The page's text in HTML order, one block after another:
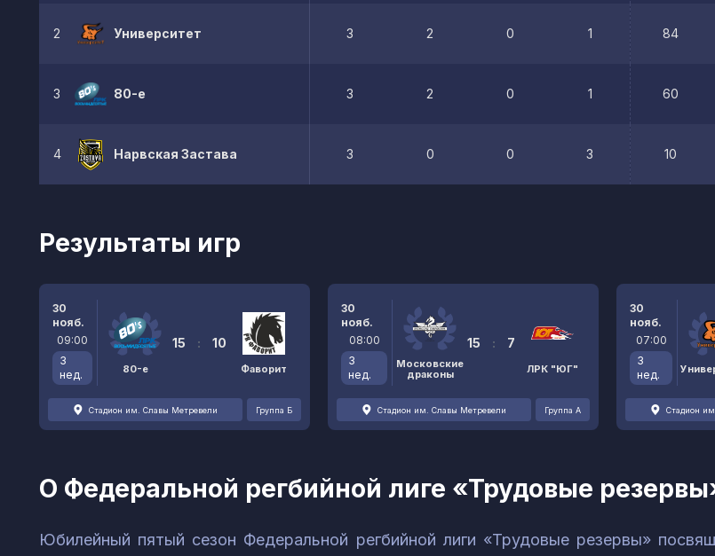
2 Университет 3 2 0 1 84
3 80-е 3 2 0 1 60
4 Нарвская Застава 3 0 0 3 10
Результаты игр
30
нояб.
09:00
3
нед.
80-е
15 : 10
Фаворит
Стадион им. Славы Метревели Группа Б
30
нояб.
08:00
3
нед.
Московские
драконы
15 : 7
ЛРК "ЮГ"
Стадион им. Славы Метревели Группа А
30
нояб.
07:00
3
нед.
Стадион
О Федеральной регбийной лиге «Трудовые
Юбилейный пятый сезон Федеральной регбийной лиги «Трудовые резервы»